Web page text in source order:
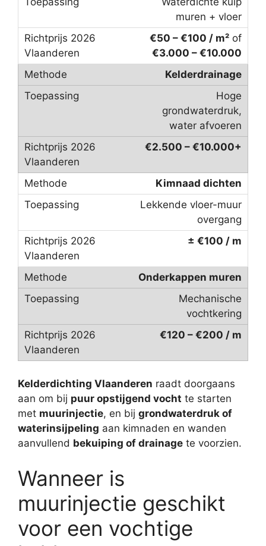
muren + vloer
€50 – €100 / m² of
€3.000 – €10.000
Kelderdrainage
Hoge
grondwaterdruk,
water afvoeren
€2.500 – €10.000+
Kimnaad dichten
Lekkende vloer-muur
overgang
± €100 / m
Onderkappen muren
Mechanische
vochtkering
€120 – €200 / m
Kelderdichting Vlaanderen raadt doorgaans
aan om bij puur opstijgend vocht te starten
met muurinjectie, en bij grondwaterdruk of
waterinsijpeling aan kimnaden en wanden
aanvullend bekuiping of drainage te voorzien.
Wanneer is
muurinjectie geschikt
voor een vochtige